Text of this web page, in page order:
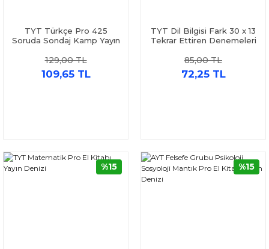
TYT Türkçe Pro 425
Soruda Sondaj Kamp Yayın
129,00 TL
109,65 TL
TYT Dil Bilgisi Fark 30 x 13
Tekrar Ettiren Denemeleri
85,00 TL
72,25 TL
%15 %15